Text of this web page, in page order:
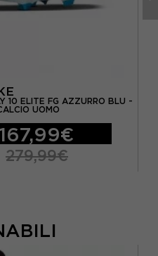
10 ELITE FG AZZURRO BLU -
UOMO
167,99€
279,99€